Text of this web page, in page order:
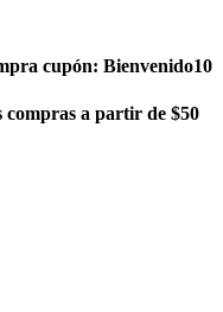
cupón: Bienvenido10
compras a partir de $50